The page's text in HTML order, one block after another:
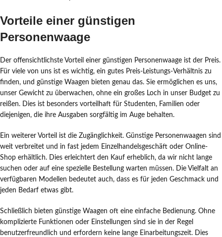
Vorteile einer günstigen
Personenwaage
Der offensichtlichste Vorteil einer günstigen Personenwaage ist der Preis.
Für viele von uns ist es wichtig, ein gutes Preis-Leistungs-Verhältnis zu
finden, und günstige Waagen bieten genau das. Sie ermöglichen es uns,
unser Gewicht zu überwachen, ohne ein großes Loch in unser Budget zu
reißen. Dies ist besonders vorteilhaft für Studenten, Familien oder
diejenigen, die ihre Ausgaben sorgfältig im Auge behalten.
Ein weiterer Vorteil ist die Zugänglichkeit. Günstige Personenwaagen sind
weit verbreitet und in fast jedem Einzelhandelsgeschäft oder Online-
Shop erhältlich. Dies erleichtert den Kauf erheblich, da wir nicht lange
suchen oder auf eine spezielle Bestellung warten müssen. Die Vielfalt an
verfügbaren Modellen bedeutet auch, dass es für jeden Geschmack und
jeden Bedarf etwas gibt.
Schließlich bieten günstige Waagen oft eine einfache Bedienung. Ohne
komplizierte Funktionen oder Einstellungen sind sie in der Regel
benutzerfreundlich und erfordern keine lange Einarbeitungszeit. Dies